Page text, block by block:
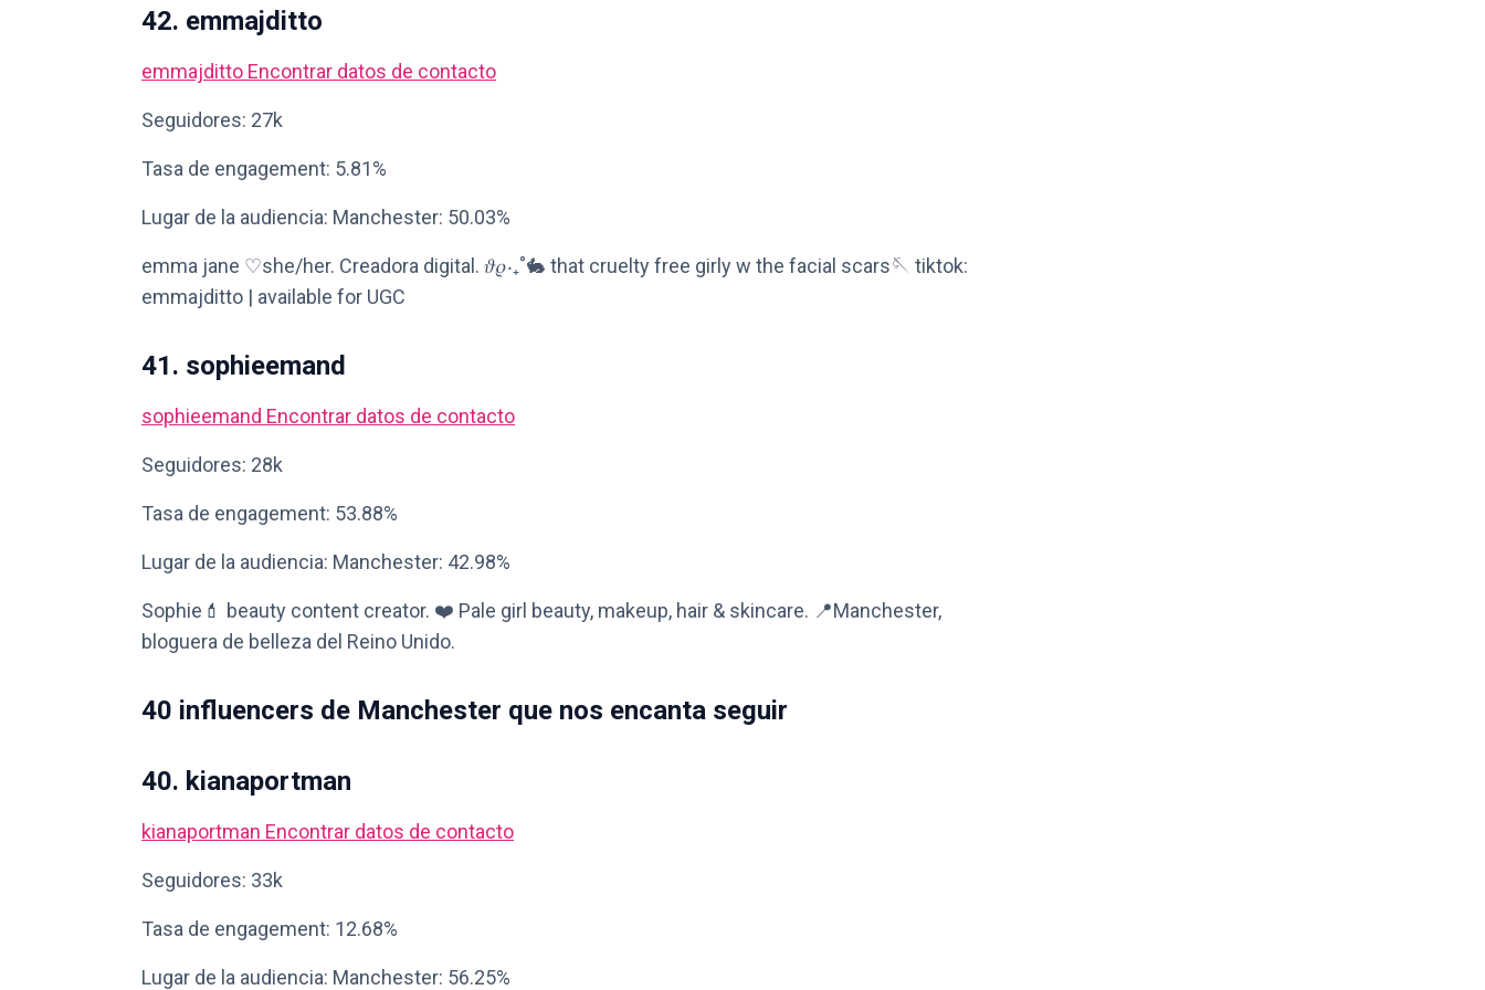
42. emmajditto
emmajditto Encontrar datos de contacto
Seguidores: 27k
Tasa de engagement: 5.81%
Lugar de la audiencia: Manchester: 50.03%
emma jane ♡she/her. Creadora digital. 𝜗𝜚‧₊˚🐇 that cruelty free girly w the facial scars🪡 tiktok:
emmajditto | available for UGC
41. sophieemand
sophieemand Encontrar datos de contacto
Seguidores: 28k
Tasa de engagement: 53.88%
Lugar de la audiencia: Manchester: 42.98%
Sophie💄 beauty content creator. ❤️ Pale girl beauty, makeup, hair & skincare. 📍Manchester,
bloguera de belleza del Reino Unido.
40 influencers de Manchester que nos encanta seguir
40. kianaportman
kianaportman Encontrar datos de contacto
Seguidores: 33k
Tasa de engagement: 12.68%
Lugar de la audiencia: Manchester: 56.25%